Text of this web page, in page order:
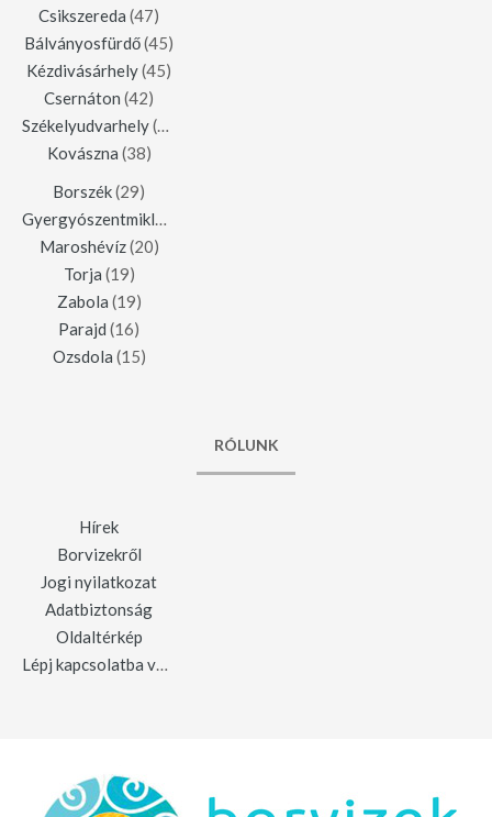
Csikszereda (47)
Bálványosfürdő(45)
Kézdivásárhely(45)
Csernáton (42)
Székelyudvarhely(42)
Kovászna (38)
Borszék(29)
Gyergyószentmiklós
Maroshévíz(20)
Torja (19)
Zabola (19)
Parajd (16)
Ozsdola (15)
RÓLUNK
Hírek
Borvizekről
Jogi nyilatkozat
Adatbiztonság
Oldaltérkép
Lépj kapcsolatba velünk